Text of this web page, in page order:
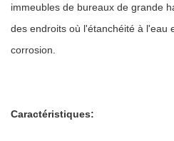
immeubles de bureaux de grande
des endroits où l'étanchéité à l'eau
corrosion.
Caractéristiques: